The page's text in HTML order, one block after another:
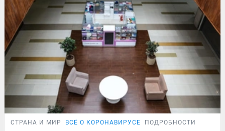
СТРАНА И МИР ВСЁ О КОРОНАВИРУСЕ ПОДРОБНОСТИ